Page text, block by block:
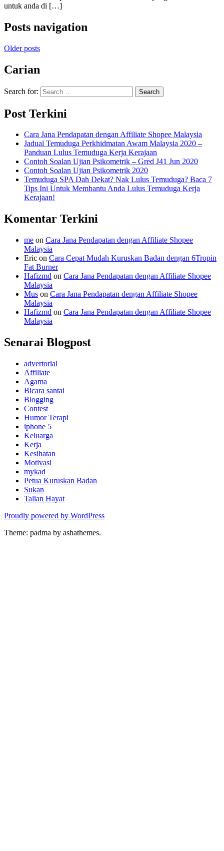
untuk anda di […]
Posts navigation
Older posts
Carian
Search for:
Post Terkini
Cara Jana Pendapatan dengan Affiliate Shopee Malaysia
Jadual Temuduga Perkhidmatan Awam Malaysia 2020 –
Panduan Lulus Temuduga Kerja Kerajaan
Contoh Soalan Ujian Psikometrik – Gred J41 Jun 2020
Contoh Soalan Ujian Psikometrik 2020
Temuduga SPA Dah Dekat? Nak Lulus Temuduga? Baca 7
Tips Ini Untuk Membantu Anda Lulus Temuduga Kerja
Kerajaan!
Komentar Terkini
me on Cara Jana Pendapatan dengan Affiliate Shopee
Malaysia
Eric on Cara Cepat Mudah Kuruskan Badan dengan 6Tropin
Fat Burner
Hafizmd on Cara Jana Pendapatan dengan Affiliate Shopee
Malaysia
Mus on Cara Jana Pendapatan dengan Affiliate Shopee
Malaysia
Hafizmd on Cara Jana Pendapatan dengan Affiliate Shopee
Malaysia
Senarai Blogpost
advertorial
Affiliate
Agama
Bicara santai
Blogging
Contest
Humor Terapi
iphone 5
Keluarga
Kerja
Kesihatan
Motivasi
mykad
Petua Kuruskan Badan
Sukan
Talian Hayat
Proudly powered by WordPress
Theme: padma by ashathemes.